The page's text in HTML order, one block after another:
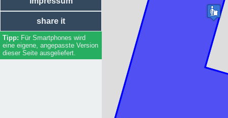
share it
Für Smartphones wird
eine eigene, angepasste Version
dieser Seite ausgeliefert.